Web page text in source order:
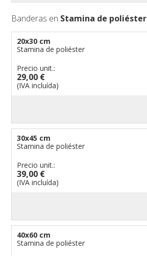
Banderas en Stamina de poliéster
20x30 cm
Stamina de poliéster
Precio unit.:
29,00 €
(IVA incluída)
30x45 cm
Stamina de poliéster
Precio unit.:
39,00 €
(IVA incluída)
40x60 cm
Stamina de poliéster